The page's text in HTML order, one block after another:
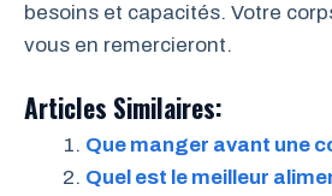
besoins et capacités. Votre
vous en remercieront.
Articles Similaires:
Que manger avant une
Quel est le meilleur